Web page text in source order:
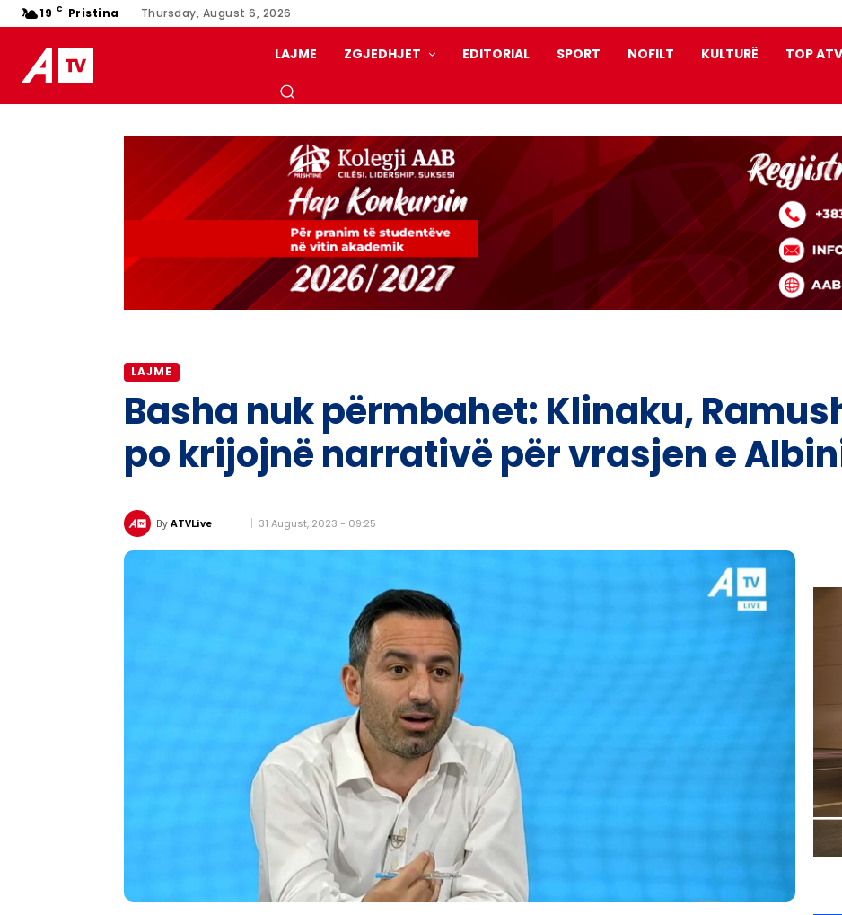
19 C Pristina Thursday, August 6, 2026
LAJME ZGJEDHJET EDITORIAL SPORT NOFILT KULTURË TOP ATV
LAJME
Basha nuk përmbahet: Klinaku,
po krijojnë narrativë për vrasjen e
By ATVLive 31 August, 2023 - 09:25